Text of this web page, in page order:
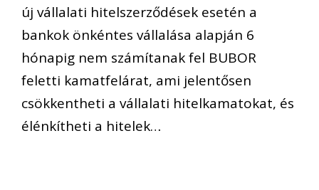
új vállalati hitelszerződések esetén a
bankok önkéntes vállalása alapján 6
hónapig nem számítanak fel BUBOR
feletti kamatfelárat, ami jelentősen
csökkentheti a vállalati hitelkamatokat, és
élénkítheti a hitelek…